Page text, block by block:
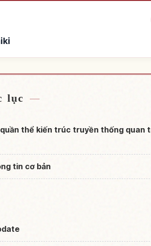
lục
thể kiến trúc truyền thống quan
tin cơ bản